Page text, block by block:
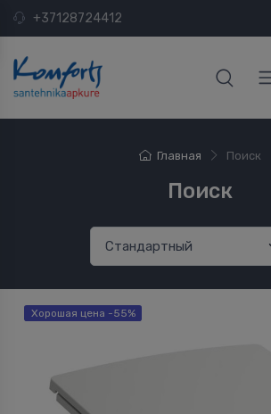
+37128724412
Главная Поиск
Поиск
Хорошая цена -55%